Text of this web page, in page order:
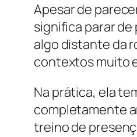
Apesar de
significa parar de
algo distante da
contextos muito
Na prática, ela
completamente
treino de